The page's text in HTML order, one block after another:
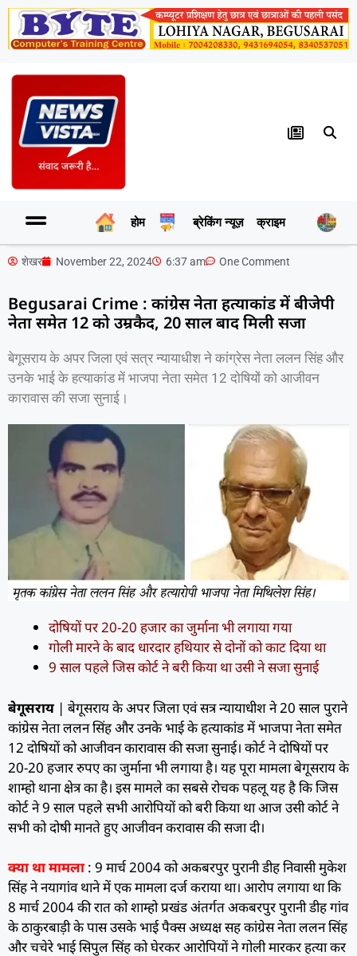
होम ब्रेकिंग न्यूज़ क्राइम
शेखर November 22, 2024 6:37 am One Comment
Begusarai Crime : कांग्रेस नेता हत्याकांड में बीजेपी
नेता समेत 12 को उम्रकैद, 20 साल बाद मिली सजा
बेगूसराय के अपर जिला एवं सत्र न्यायाधीश ने कांग्रेस नेता ललन सिंह और
उनके भाई के हत्याकांड में भाजपा नेता समेत 12 दाेषियों को आजीवन
कारावास की सजा सुनाई।
दोषियों पर 20-20 हजार का जुर्माना भी लगाया गया
गोली मारने के बाद धारदार हथियार से दोनों को काट दिया था
9 साल पहले जिस कोर्ट ने बरी किया था उसी ने सजा सुनाई
बेगूसराय | बेगूसराय के अपर जिला एवं सत्र न्यायाधीश ने 20 साल पुराने
कांग्रेस नेता ललन सिंह और उनके भाई के हत्याकांड में भाजपा नेता समेत
12 दाेषियों को आजीवन कारावास की सजा सुनाई। कोर्ट ने दोषियों पर
20-20 हजार रुपए का जुर्माना भी लगाया है। यह पूरा मामला बेगूसराय के
शाम्हो थाना क्षेत्र का है। इस मामले का सबसे रोचक पहलू यह है कि जिस
कोर्ट ने 9 साल पहले सभी आरोपियों को बरी किया था आज उसी कोर्ट ने
सभी को दोषी मानते हुए आजीवन करावास की सजा दी।
क्या था मामला : 9 मार्च 2004 को अकबरपुर पुरानी डीह निवासी मुकेश
सिंह ने नयागांव थाने में एक मामला दर्ज कराया था। आरोप लगाया था कि
8 मार्च 2004 की रात को शाम्हो प्रखंड अंतर्गत अकबरपुर पुरानी डीह गांव
के ठाकुरबाड़ी के पास उसके भाई पैक्स अध्यक्ष सह कांग्रेस नेता ललन सिंह
और चचेरे भाई सिपुल सिंह को घेरकर आरोपियों ने गोली मारकर हत्या कर